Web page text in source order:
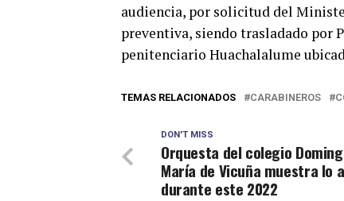
audiencia, por solicitud del
preventiva, siendo trasladado por
penitenciario Huachalalume
TEMAS RELACIONADOS CARABINEROS
DON'T MISS
Orquesta del colegio
María de Vicuña muestra lo
durante este 2022